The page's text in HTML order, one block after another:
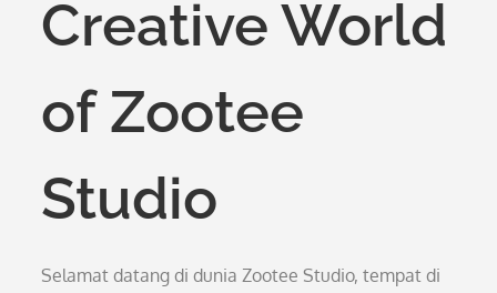
Creative World
of Zootee
Studio
Selamat datang di dunia Zootee Studio, tempat di